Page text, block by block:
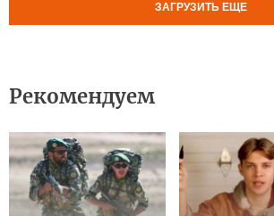
ЗАГРУЗИТЬ ЕЩЕ
Рекомендуем